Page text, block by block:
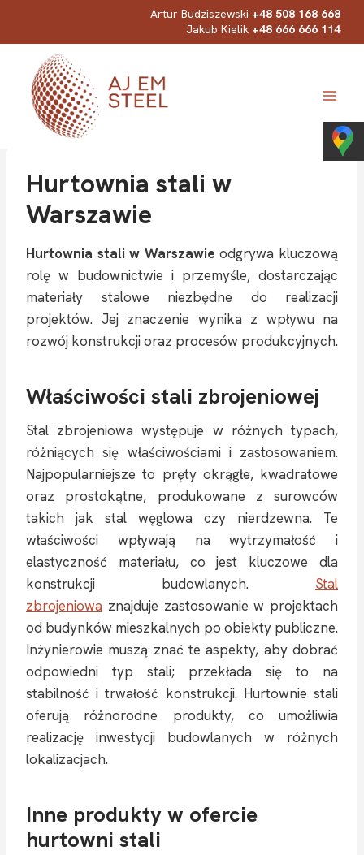
Artur Budziszewski +48 508 168 668
Jakub Kielik +48 666 666 114
Hurtownia stali w
Warszawie
Hurtownia stali w Warszawie odgrywa kluczową
rolę w budownictwie i przemyśle, dostarczając
materiały stalowe niezbędne do realizacji
projektów. Jej znaczenie wynika z wpływu na
rozwój konstrukcji oraz procesów produkcyjnych.
Właściwości stali zbrojeniowej
Stal zbrojeniowa występuje w różnych typach,
różniących się właściwościami i zastosowaniem.
Najpopularniejsze to pręty okrągłe, kwadratowe
oraz prostokątne, produkowane z surowców
takich jak stal węglowa czy nierdzewna. Te
właściwości wpływają na wytrzymałość i
elastyczność materiału, co jest kluczowe dla
konstrukcji budowlanych. Stal
zbrojeniowa znajduje zastosowanie w projektach
od budynków mieszkalnych po obiekty publiczne.
Inżynierowie muszą znać te aspekty, aby dobrać
odpowiedni typ stali; przekłada się to na
stabilność i trwałość konstrukcji. Hurtownie stali
oferują różnorodne produkty, co umożliwia
realizację inwestycji budowlanych w różnych
lokalizacjach.
Inne produkty w ofercie
hurtowni stali